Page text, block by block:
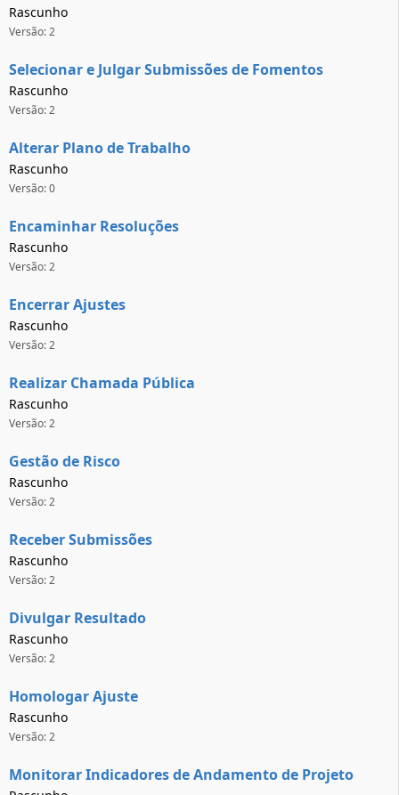
Rascunho
Versão: 2
Selecionar e Julgar Submissões de Fomentos
Rascunho
Versão: 2
Alterar Plano de Trabalho
Rascunho
Versão: 0
Encaminhar Resoluções
Rascunho
Versão: 2
Encerrar Ajustes
Rascunho
Versão: 2
Realizar Chamada Pública
Rascunho
Versão: 2
Gestão de Risco
Rascunho
Versão: 2
Receber Submissões
Rascunho
Versão: 2
Divulgar Resultado
Rascunho
Versão: 2
Homologar Ajuste
Rascunho
Versão: 2
Monitorar Indicadores de Andamento de Projeto